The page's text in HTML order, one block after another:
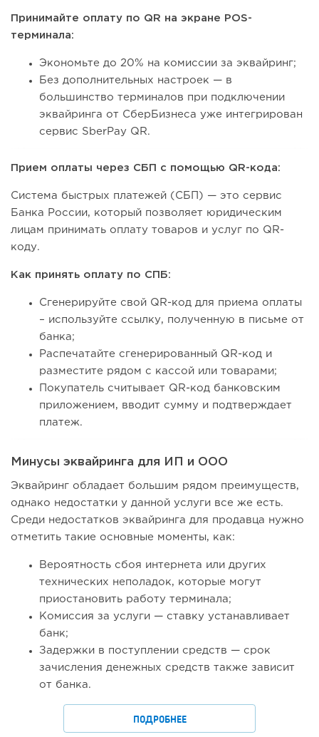
Принимайте оплату по QR на экране POS-
терминала:
Экономьте до 20% на комиссии за эквайринг;
Без дополнительных настроек — в
большинство терминалов при подключении
эквайринга от СберБизнеса уже интегрирован
сервис SberPay QR.
Прием оплаты через СБП с помощью QR-кода:
Система быстрых платежей (СБП) — это сервис
Банка России, который позволяет юридическим
лицам принимать оплату товаров и услуг по QR-
коду.
Как принять оплату по СПБ:
Сгенерируйте свой QR-код для приема оплаты
– используйте ссылку, полученную в письме от
банка;
Распечатайте сгенерированный QR-код и
разместите рядом с кассой или товарами;
Покупатель считывает QR-код банковским
приложением, вводит сумму и подтверждает
платеж.
Минусы эквайринга для ИП и ООО
Эквайринг обладает большим рядом преимуществ,
однако недостатки у данной услуги все же есть.
Среди недостатков эквайринга для продавца нужно
отметить такие основные моменты, как:
Вероятность сбоя интернета или других
технических неполадок, которые могут
приостановить работу терминала;
Комиссия за услуги — ставку устанавливает
банк;
Задержки в поступлении средств — срок
зачисления денежных средств также зависит
от банка.
ПОДРОБНЕЕ